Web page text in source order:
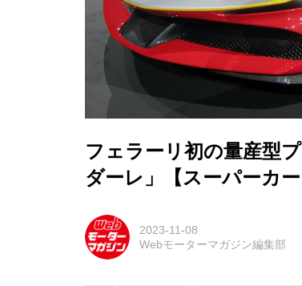
フェラーリ初の量産型
ダーレ」【スーパーカ
2023-11-08
Webモーターマガジン編集部